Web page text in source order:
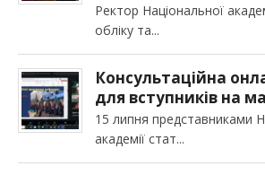
Ректор Національної
обліку та
Консультаційна
для вступників на
15 липня представниками
академії стат